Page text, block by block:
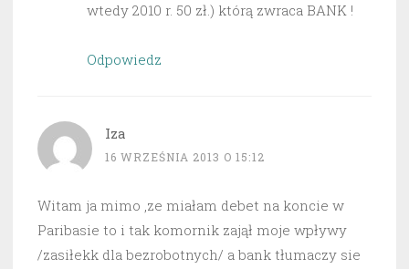
wtedy 2010 r. 50 zł.) którą zwraca BANK !
Odpowiedz
Iza
16 WRZEŚNIA 2013 O 15:12
Witam ja mimo ,ze miałam debet na koncie w
Paribasie to i tak komornik zajął moje wpływy
/zasiłekk dla bezrobotnych/ a bank tłumaczy sie